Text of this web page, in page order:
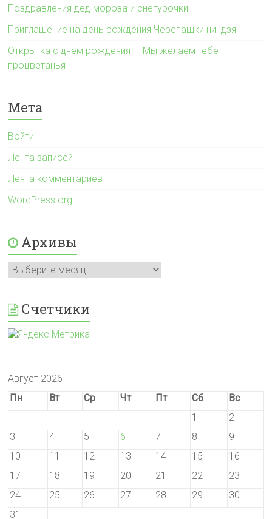
Поздравления дед мороза и снегурочки
Приглашение на день рождения Черепашки ниндзя
Открытка с днем рождения — Мы желаем тебе
процветанья
Мета
Войти
Лента записей
Лента комментариев
WordPress.org
Архивы
Архивы
Счетчики
Август 2026
Пн
Вт Ср Чт Пт Сб
Вс
1
2
3
4 5 6 7 8
9
10
11 12 13 14 15
16
17
18 19 20 21 22
23
24
25 26 27 28 29
30
31